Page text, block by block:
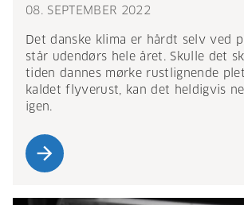
08. SEPTEMBER 2022
Det danske klima er hårdt selv ved
står udendørs hele året. Skulle det
tiden dannes mørke rustlignende
kaldet flyverust, kan det heldigvis
igen.
arrow_forward